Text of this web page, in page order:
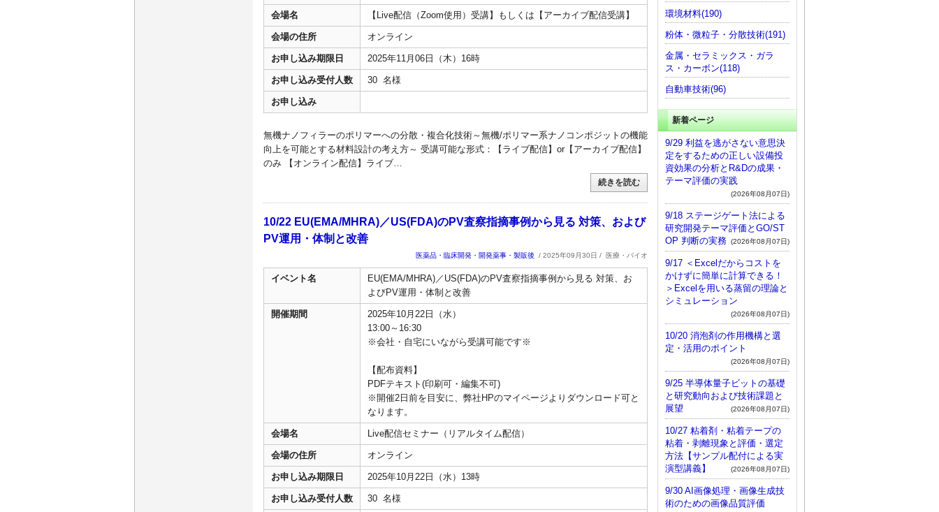
会場名 【Live配信（Zoom使用）受講】もしくは【アーカイブ配信受講】
会場の住所 オンライン
お申し込み期限日 2025年11月06日（木）16時
お申し込み受付人数 30 名様
お申し込み
無機ナノフィラーのポリマーへの分散・複合化技術～無機/ポリマー系ナノコンポジットの機能
向上を可能とする材料設計の考え方～ 受講可能な形式：【ライブ配信】or【アーカイブ配信】
のみ 【オンライン配信】ライブ…
続きを読む
10/22 EU(EMA/MHRA)／US(FDA)のPV査察指摘事例から見る 対策、および
PV運用・体制と改善
医薬品・臨床開発・開発薬事・製販後 / 2025年09月30日 / 医療・バイオ
イベント名
EU(EMA/MHRA)／US(FDA)のPV査察指摘事例から見る 対策、お
よびPV運用・体制と改善
開催期間
2025年10月22日（水）
13:00～16:30
※会社・自宅にいながら受講可能です※
【配布資料】
PDFテキスト(印刷可・編集不可)
※開催2日前を目安に、弊社HPのマイページよりダウンロード可と
なります。
会場名 Live配信セミナー（リアルタイム配信）
会場の住所 オンライン
お申し込み期限日 2025年10月22日（水）13時
お申し込み受付人数 30 名様
環境材料(190)
粉体・微粒子・分散技術(191)
金属・セラミックス・ガラ
ス・カーボン(118)
自動車技術(96)
新着ページ
9/29 利益を逃がさない意思決
定をするための正しい設備投
資効果の分析とR&Dの成果・
テーマ評価の実践
(2026年08月07日)
9/18 ステージゲート法による
研究開発テーマ評価とGO/ST
OP 判断の実務 (2026年08月07日)
9/17 ＜Excelだからコストを
かけずに簡単に計算できる！
＞Excelを用いる蒸留の理論と
シミュレーション
(2026年08月07日)
10/20 消泡剤の作用機構と選
定・活用のポイント
(2026年08月07日)
9/25 半導体量子ビットの基礎
と研究動向および技術課題と
展望
(2026年08月07日)
10/27 粘着剤・粘着テープの
粘着・剥離現象と評価・選定
方法【サンプル配付による実
演型講義】
(2026年08月07日)
9/30 AI画像処理・画像生成技
術のための画像品質評価